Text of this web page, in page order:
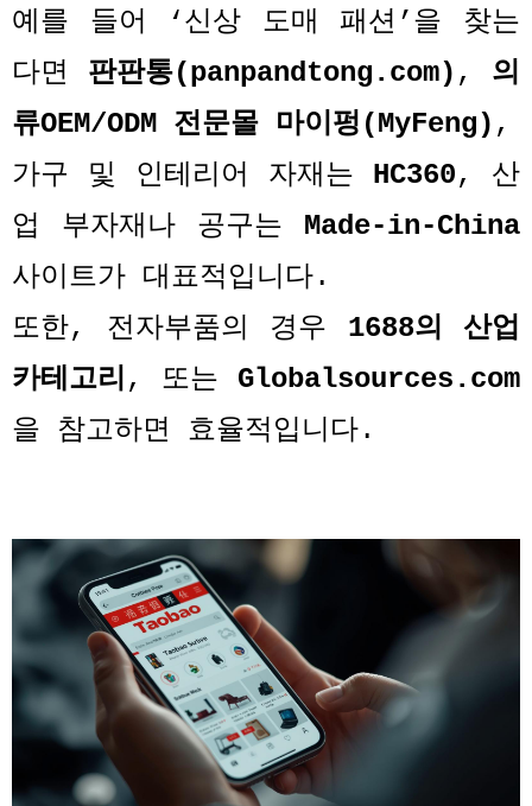
예를 들어
‘신상 도매 패션 ’을 찾는
다면 판판통(panpandtong.com) , 의
류OEM/ODM 전문몰 마이펑 (MyFeng) ,
가구 및 인테리어 자재는 HC360, 산
업 부자재나 공구는 Made-in-China
사이트가 대표적입니다.
또한, 전자부품의 경우 1688의 산업
카테고리 , 또는 Globalsources.com
을 참고하면 효율적입니다.